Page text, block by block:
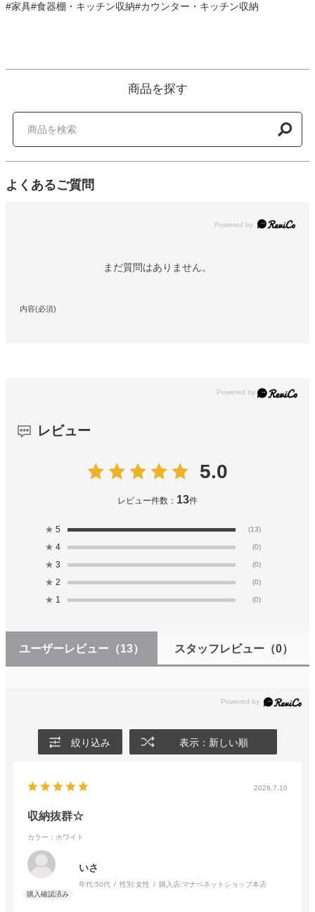
#家具#食器棚・キッチン収納#カウンター・キッチン収納
商品を探す
よくあるご質問
Powered by
まだ質問はありません。
内容(必須)
レビュー
5.0
レビュー件数： 13件
★ 5 (13)
★ 4 (0)
★ 3 (0)
★ 2 (0)
★ 1 (0)
ユーザーレビュー （13） スタッフレビュー（0）
絞り込み 表示：新しい順
2026.7.10
収納抜群☆
カラー：ホワイト
いさ
年代:50代 性別:女性 購入店:マナベネットショップ本店